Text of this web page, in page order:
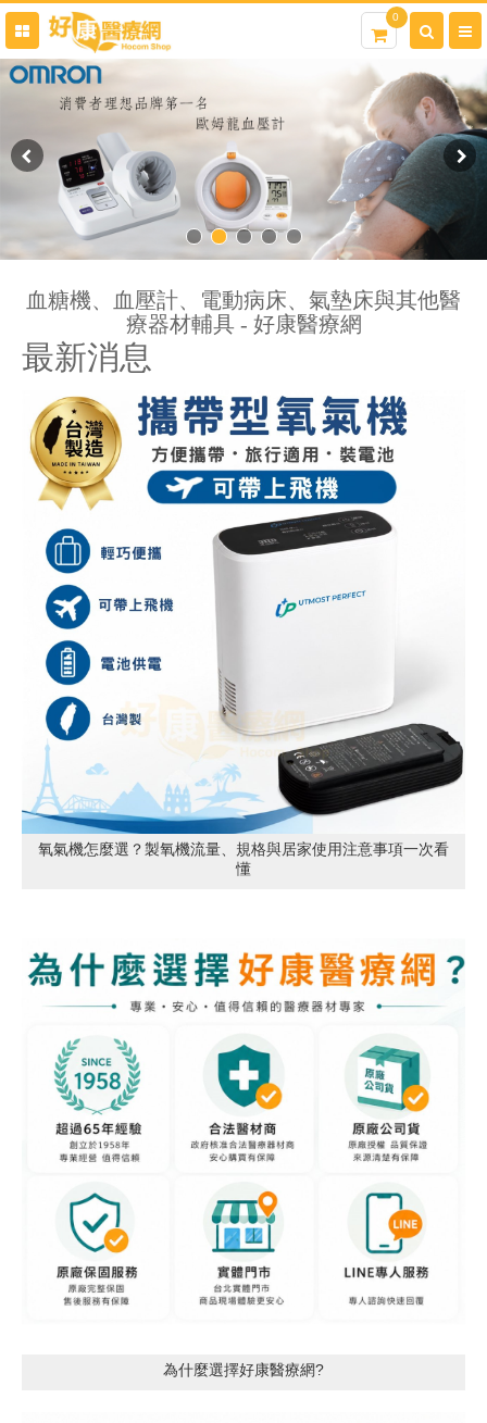
0
血糖機、血壓計、電動病床、氣墊床與其他醫
療器材輔具 - 好康醫療網
最新消息
氧氣機怎麼選？製氧機流量、規格與居家使用注意事項一次看
懂
為什麼選擇好康醫療網?